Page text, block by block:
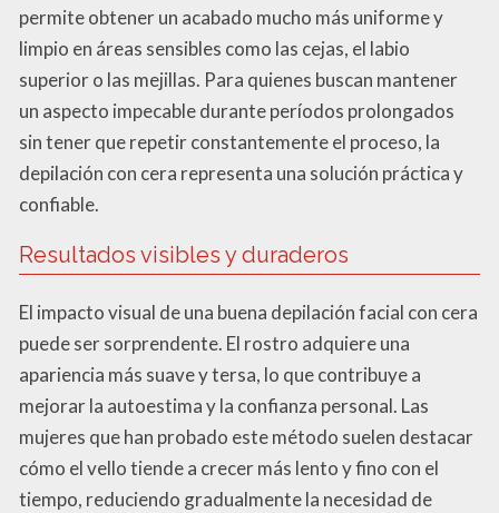
permite obtener un acabado mucho más uniforme y
limpio en áreas sensibles como las cejas, el labio
superior o las mejillas. Para quienes buscan mantener
un aspecto impecable durante períodos prolongados
sin tener que repetir constantemente el proceso, la
depilación con cera representa una solución práctica y
confiable.
Resultados visibles y duraderos
El impacto visual de una buena depilación facial con cera
puede ser sorprendente. El rostro adquiere una
apariencia más suave y tersa, lo que contribuye a
mejorar la autoestima y la confianza personal. Las
mujeres que han probado este método suelen destacar
cómo el vello tiende a crecer más lento y fino con el
tiempo, reduciendo gradualmente la necesidad de